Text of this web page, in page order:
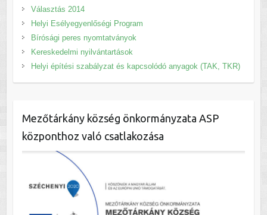
Választás 2014
Helyi Esélyegyenlőségi Program
Bírósági peres nyomtatványok
Kereskedelmi nyilvántartások
Helyi építési szabályzat és kapcsolódó anyagok (TAK, TKR)
Mezőtárkány község önkormányzata ASP
központhoz való csatlakozása